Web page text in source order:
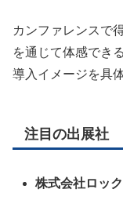
カンファレンスで
を通じて体感でき
導入イメージを具
注目の出展社
株式会社ロッ